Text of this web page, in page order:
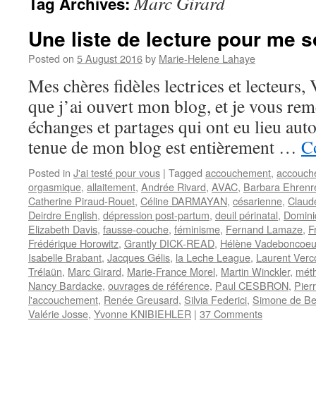
Une liste de lecture pour me
Posted on 5 August 2016by Marie-Helene Lahaye
Mes chères fidèles lectrices et
que j’ai ouvert mon blog, et je vous
échanges et partages qui ont eu lieu
tenue de mon blog est entièrement …
Posted in J'ai testé pour vous | Tagged accouchement,
orgasmique, allaitement, Andrée Rivard, AVAC, Barbara
Catherine Piraud-Rouet, Céline DARMAYAN, césarienne,
Deirdre English, dépression post-partum, deuil périnatal,
Elizabeth Davis, fausse-couche, féminisme, Fernand Lamaze,
Frédérique Horowitz, Grantly DICK-READ, Hélène
Isabelle Brabant, Jacques Gélis, la Leche League, Laurent
Trélaün, Marc Girard, Marie-France Morel, Martin Winckler,
Nancy Bardacke, ouvrages de référence, Paul CESBRON,
l'accouchement, Renée Greusard, Silvia Federici, Simone de
Valérie Josse, Yvonne KNIBIEHLER | 37 Comments